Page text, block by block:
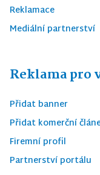
Reklamace
Mediální partnerství
Reklama pro
Přidat banner
Přidat komerční
Firemní profil
Partnerství portálu